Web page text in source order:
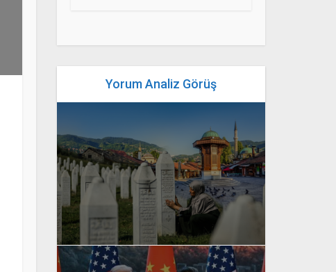
Yorum Analiz Görüş
yazan Bahri Ak